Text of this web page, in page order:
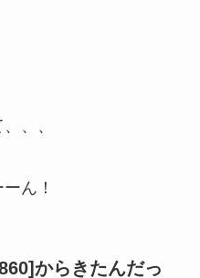
、、
ん！
からきたんだっ